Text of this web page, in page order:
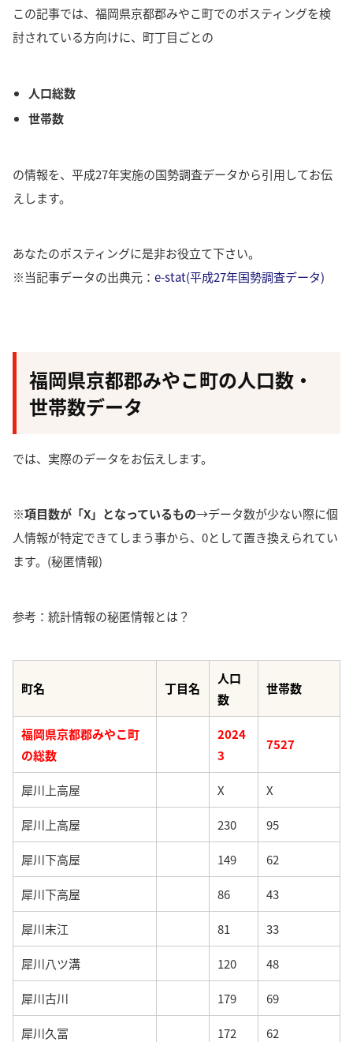
この記事では、福岡県京都郡みやこ町でのポスティングを検
討されている方向けに、町丁目ごとの
人口総数
世帯数
の情報を、平成27年実施の国勢調査データから引用してお伝
えします。
あなたのポスティングに是非お役立て下さい。
※当記事データの出典元： e-stat(平成27年国勢調査データ)
福岡県京都郡みやこ町の人口数・
世帯数データ
では、実際のデータをお伝えします。
※項目数が「X」となっているもの→データ数が少ない際に個
人情報が特定できてしまう事から、0として置き換えられてい
ます。(秘匿情報)
参考：統計情報の秘匿情報とは？
町名 丁目名
人口
数
世帯数
福岡県京都郡みやこ町
の総数
2024
3
7527
犀川上高屋 X X
犀川上高屋 230 95
犀川下高屋 149 62
犀川下高屋 86 43
犀川末江 81 33
犀川八ツ溝 120 48
犀川古川 179 69
犀川久冨 172 62